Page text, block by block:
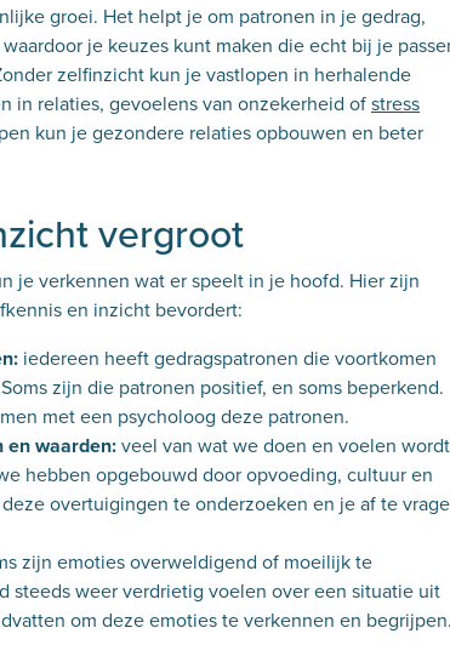
groei. Het helpt je om patronen in je gedrag,
je keuzes kunt maken die echt bij je
zelfinzicht kun je vastlopen in herhalende
in relaties, gevoelens van onzekerheid ofstress
kun je gezondere relaties opbouwen en beter
vergroot
je verkennen wat er speelt in je hoofd. Hier zijn
en inzicht bevordert:
iedereen heeft gedragspatronen die voortkomen
zijn die patronen positief, en soms beperkend.
met een psycholoog deze patronen.
en waarden:veel van wat we doen en voelen wordt
hebben opgebouwd door opvoeding, cultuur en
overtuigingen te onderzoeken en je af te
zijn emoties overweldigend of moeilijk te
steeds weer verdrietig voelen over een situatie uit
om deze emoties te verkennen en begrijpen.